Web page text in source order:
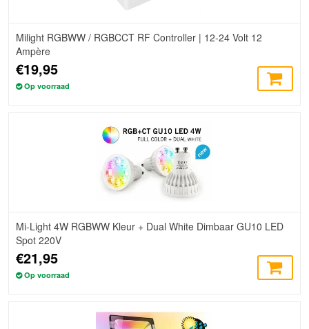
Milight RGBWW / RGBCCT RF Controller | 12-24 Volt 12
Ampère
€19,95
Op voorraad
Mi-Light 4W RGBWW Kleur + Dual White Dimbaar GU10 LED
Spot 220V
€21,95
Op voorraad